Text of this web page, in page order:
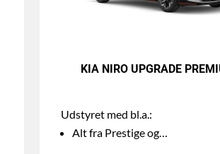
KIA NIRO UPGRADE
Udstyret med bl.a.:
Alt fra Prestige og…